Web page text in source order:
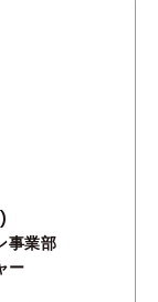
事業部
ー